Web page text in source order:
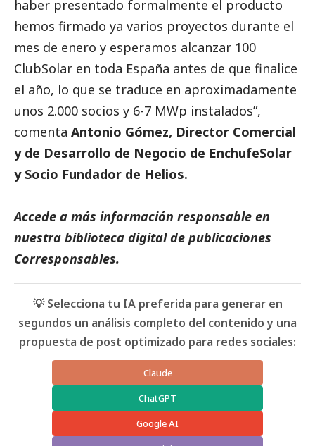
haber presentado formalmente el producto
hemos firmado ya varios proyectos durante el
mes de enero y esperamos alcanzar 100
ClubSolar en toda España antes de que finalice
el año, lo que se traduce en aproximadamente
unos 2.000 socios y 6-7 MWp instalados”,
comenta Antonio Gómez, Director Comercial
y de Desarrollo de Negocio de EnchufeSolar
y Socio Fundador de Helios.
Accede a más información responsable en
nuestra biblioteca digital de publicaciones
Corresponsables.
💡 Selecciona tu IA preferida para generar en
segundos un análisis completo del contenido y una
propuesta de post optimizado para redes sociales:
Claude
ChatGPT
Google AI